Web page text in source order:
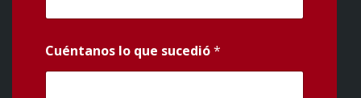
Cuéntanos lo que sucedió*